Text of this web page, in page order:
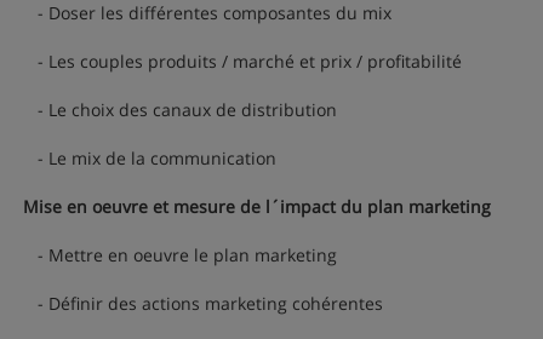
- Doser les différentes composantes du mix
- Les couples produits / marché et prix / profitabilité
- Le choix des canaux de distribution
- Le mix de la communication
Mise en oeuvre et mesure de l´impact du plan marketing
- Mettre en oeuvre le plan marketing
- Définir des actions marketing cohérentes